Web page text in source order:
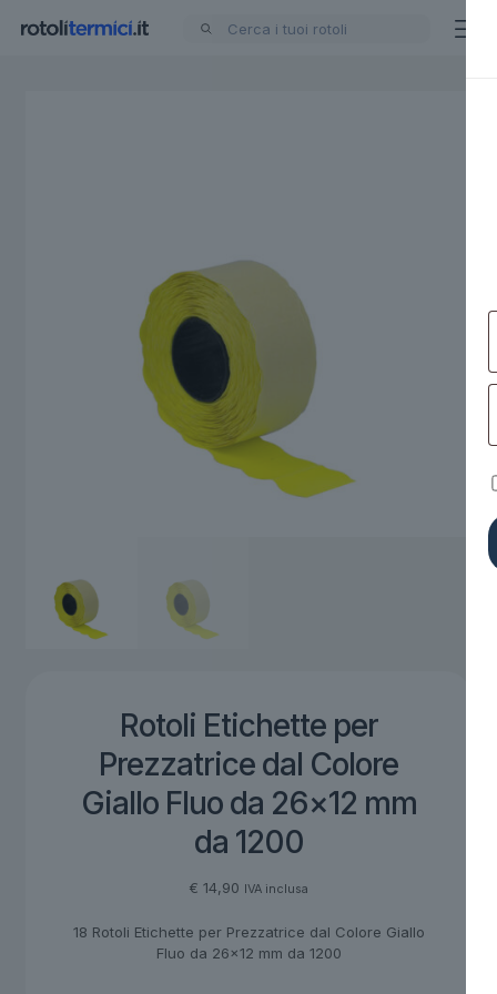
Rotoli Etichette per
Prezzatrice dal Colore
Giallo Fluo da 26×12 mm
da 1200
€ 14,90 IVA inclusa
18 Rotoli Etichette per Prezzatrice dal Colore Giallo
Fluo da 26×12 mm da 1200